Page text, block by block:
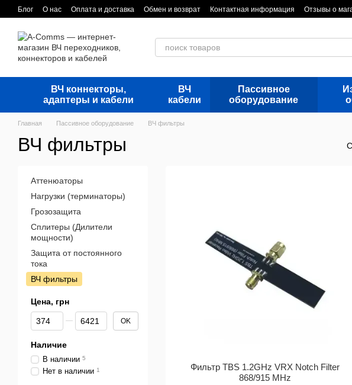
Перейти к основному контенту
Блог О нас Оплата и доставка Обмен и возврат Контактная информация Отзывы о
ВЧ коннекторы,
адаптеры и кабели
ВЧ
кабели
Пассивное
оборудование
Главная Пассивное оборудование ВЧ фильтры
ВЧ фильтры
Фильтр TBS 1.2GHz VRX Notch Filter
868/915 MHz
Аттенюаторы
Нагрузки (терминаторы)
Грозозащита
Сплитеры (Дилители
мощности)
Защита от постоянного
тока
ВЧ фильтры
Цена, грн
От Цена, грн
До Цена, грн OK
Наличие
В наличии 5
Нет в наличии 1